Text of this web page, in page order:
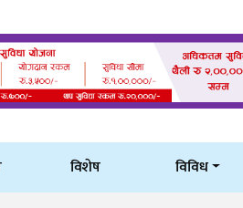
विशेष विविध